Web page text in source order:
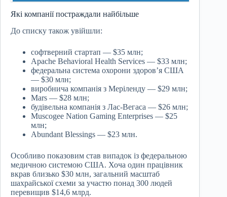
Які компанії постраждали найбільше
До списку також увійшли:
софтверний стартап — $35 млн;
Apache Behavioral Health Services — $33 млн;
федеральна система охорони здоров’я США
— $30 млн;
виробнича компанія з Меріленду — $29 млн;
Mars — $28 млн;
будівельна компанія з Лас-Вегаса — $26 млн;
Muscogee Nation Gaming Enterprises — $25
млн;
Abundant Blessings — $23 млн.
Особливо показовим став випадок із федеральною
медичною системою США. Хоча один працівник
вкрав близько $30 млн, загальний масштаб
шахрайської схеми за участю понад 300 людей
перевищив $14,6 млрд.